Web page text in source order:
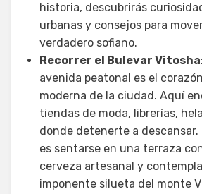
historia, descubrirás
urbanas y consejos para
verdadero sofiano.
Recorrer el Bulevar Vitosha
avenida peatonal es el
moderna de la ciudad. Aquí
tiendas de moda, librerías,
donde detenerte a descansar.
es sentarse en una terraza
cerveza artesanal y
imponente silueta del monte